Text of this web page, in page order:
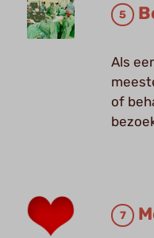
Als
of